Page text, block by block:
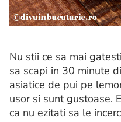
Nu stii ce sa mai
sa scapi in 30 minute
asiatice de pui pe
usor si sunt gustoase.
ca nu ezitati sa le